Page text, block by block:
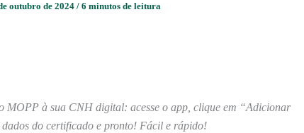
outubro de 2024/ 6 minutos de leitura
MOPP à sua CNH digital: acesse o app, clique em “Adicionar
do certificado e pronto! Fácil e rápido!